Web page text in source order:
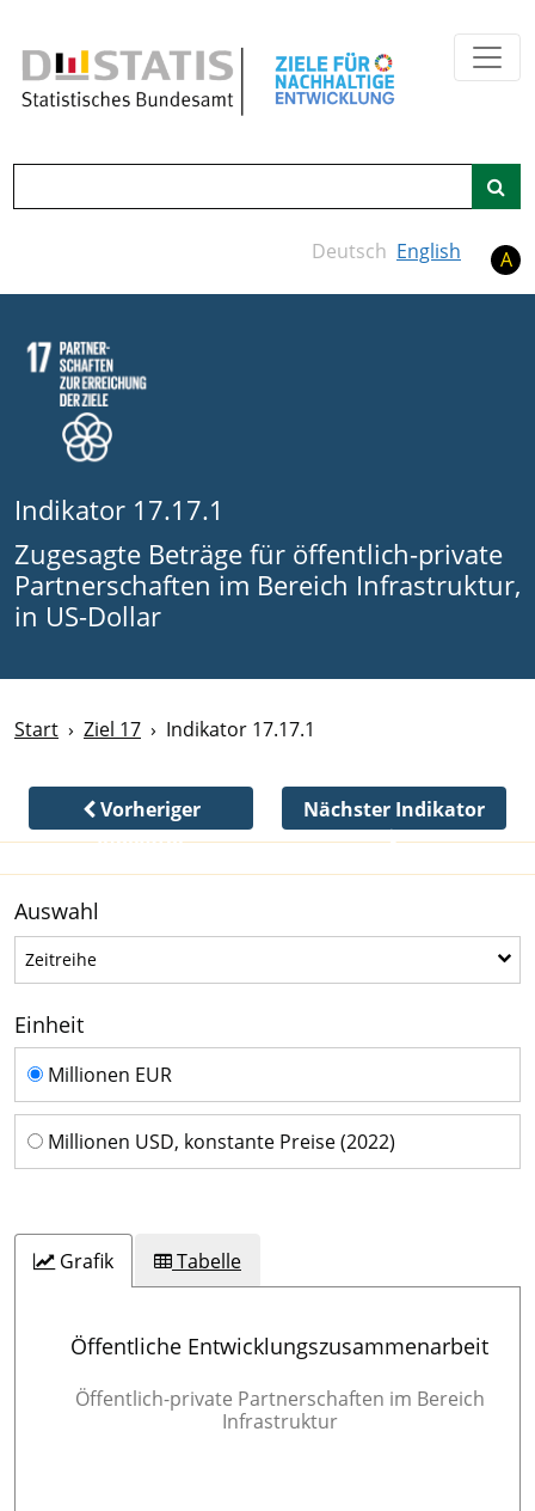
Deutsch English A
Indikator 17.17.1
Zugesagte Beträge für öffentlich-private
Partnerschaften im Bereich Infrastruktur,
in US-Dollar
Start Ziel 17 Indikator 17.17.1
Vorheriger
Indikator
Nächster Indikator
Auswahl
ZeitreiheZeitreihe
Einheit
Einheit
Millionen EUR
Millionen USD, konstante Preise (2022)
Grafik Tabelle
Öffentliche Entwicklungszusammenarbeit
Öffentlich-private Partnerschaften im Bereich
Infrastruktur